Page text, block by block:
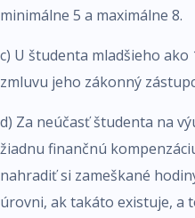
minimálne 5 a maximálne 8.
c) U študenta mladšieho
zmluvu jeho zákonný
d) Za neúčasť študenta na
žiadnu finančnú
nahradiť si zameškané
úrovni, ak takáto existuje, a